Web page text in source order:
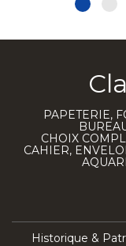
PAPETERIE,
CHOIX
CAHIER,
Historique &